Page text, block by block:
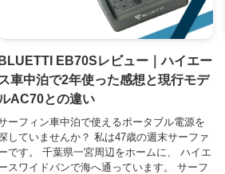
BLUETTI EB70Sレビュー｜ハイエー
ス車中泊で2年使った感想と現行モデ
AC70との違い
ーフィン車中泊で使えるポータブル電源を
していませんか？ 私は47歳の週末サーファ
です。 千葉県一宮周辺をホームに、 ハイエ
スワイドバンで海へ通っています。 サーフ